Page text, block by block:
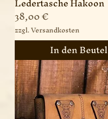
Preis
38,00 €
zzgl. Versandkosten
In den Beutel